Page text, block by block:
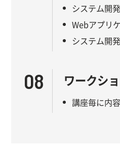
システム開
Webアプリ
システム開
08 ワークシ
講座毎に内